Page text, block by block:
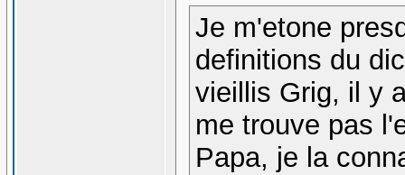
Je m'etone
definitions du
vieillis Grig, il y
me trouve pas
Papa, je la